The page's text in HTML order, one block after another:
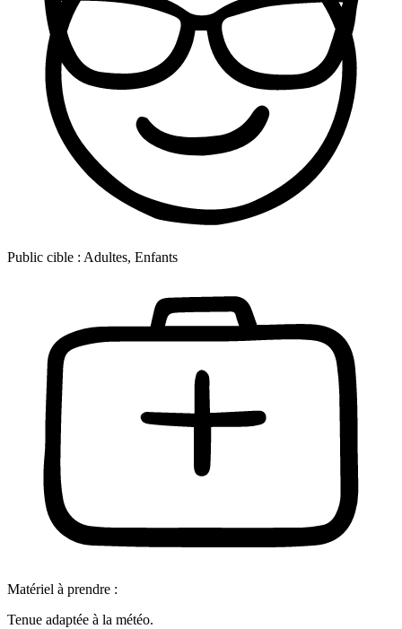
Public cible : Adultes, Enfants
Matériel à prendre :
Tenue adaptée à la météo.